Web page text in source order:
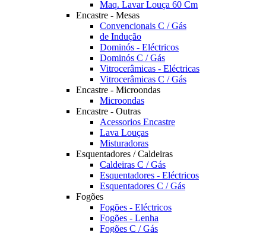
Maq. Lavar Louça 60 Cm
Encastre - Mesas
Convencionais C / Gás
de Indução
Dominós - Eléctricos
Dominós C / Gás
Vitrocerâmicas - Eléctricas
Vitrocerâmicas C / Gás
Encastre - Microondas
Microondas
Encastre - Outras
Acessorios Encastre
Lava Louças
Misturadoras
Esquentadores / Caldeiras
Caldeiras C / Gás
Esquentadores - Eléctricos
Esquentadores C / Gás
Fogões
Fogões - Eléctricos
Fogões - Lenha
Fogões C / Gás